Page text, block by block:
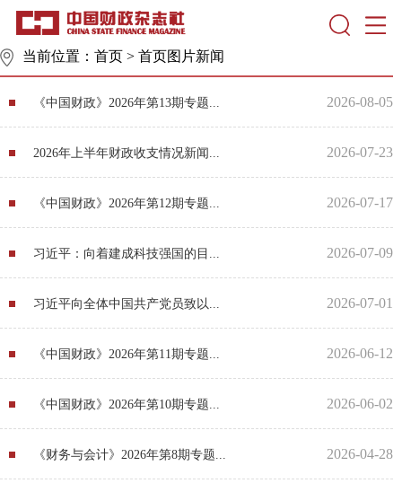
当前位置： 首页 > 首页图片新闻
《中国财政》2026年第13期专题... 2026-08-05
2026年上半年财政收支情况新闻... 2026-07-23
《中国财政》2026年第12期专题... 2026-07-17
习近平：向着建成科技强国的目... 2026-07-09
习近平向全体中国共产党员致以... 2026-07-01
《中国财政》2026年第11期专题... 2026-06-12
《中国财政》2026年第10期专题... 2026-06-02
《财务与会计》2026年第8期专题... 2026-04-28